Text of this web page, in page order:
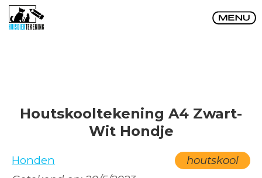
Houtskooltekening A4 Zwart-
Wit Hondje
Honden
houtskool